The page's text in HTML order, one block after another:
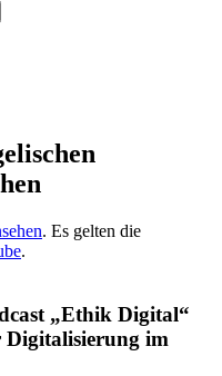
. Es gelten die
.
„Ethik Digital“
Digitalisierung im